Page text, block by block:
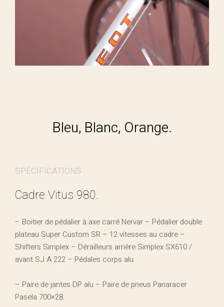
Bleu, Blanc, Orange.
SPÉCIFICATIONS
Cadre Vitus 980.
– Boitier de pédalier à axe carré Nervar – Pédalier double
plateau Super Custom SR – 12 vitesses au cadre –
Shifters Simplex – Dérailleurs arrière Simplex SX610 /
avant SJ A 222 – Pédales corps alu.
– Paire de jantes DP alu – Paire de pneus Panaracer
Pasela 700×28.